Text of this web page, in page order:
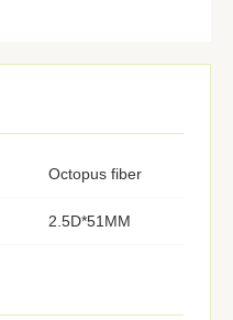
Octopus fiber
2.5D*51MM